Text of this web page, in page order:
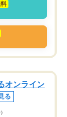
オンライン
る